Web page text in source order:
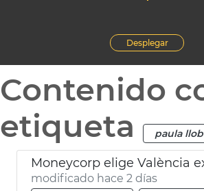
Desplegar
Contenido
etiqueta
paula
Moneycorp elige València
modificado hace 2 días